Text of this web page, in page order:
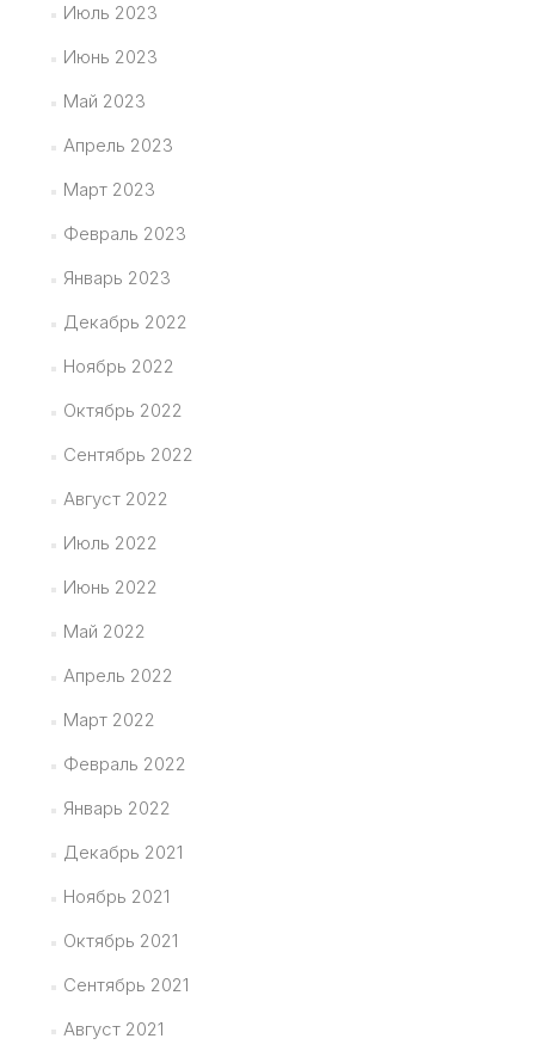
Июль 2023
Июнь 2023
Май 2023
Апрель 2023
Март 2023
Февраль 2023
Январь 2023
Декабрь 2022
Ноябрь 2022
Октябрь 2022
Сентябрь 2022
Август 2022
Июль 2022
Июнь 2022
Май 2022
Апрель 2022
Март 2022
Февраль 2022
Январь 2022
Декабрь 2021
Ноябрь 2021
Октябрь 2021
Сентябрь 2021
Август 2021